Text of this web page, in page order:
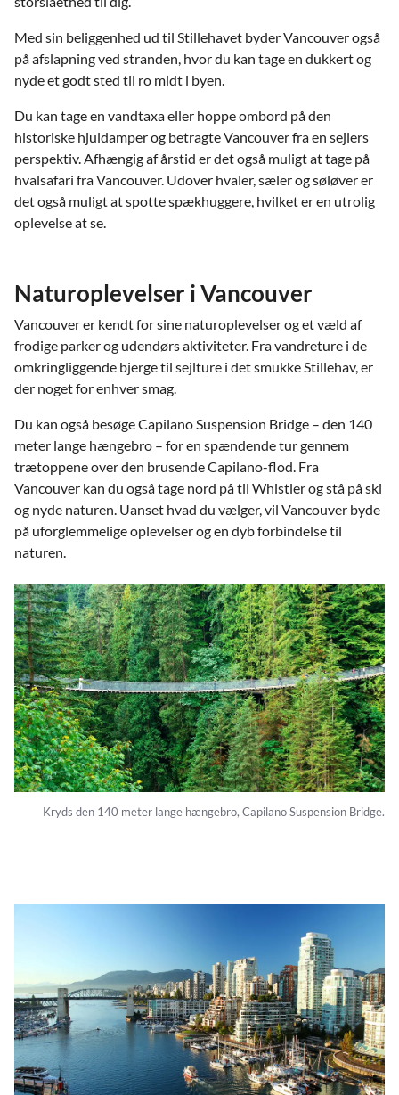
Med sin beliggenhed ud til Stillehavet byder Vancouver også
på afslapning ved stranden, hvor du kan tage en dukkert og
nyde et godt sted til ro midt i byen.
Du kan tage en vandtaxa eller hoppe ombord på den
historiske hjuldamper og betragte Vancouver fra en sejlers
perspektiv. Afhængig af årstid er det også muligt at tage på
hvalsafari fra Vancouver. Udover hvaler, sæler og søløver er
det også muligt at spotte spækhuggere, hvilket er en utrolig
oplevelse at se.
Naturoplevelser i Vancouver
Vancouver er kendt for sine naturoplevelser og et væld af
frodige parker og udendørs aktiviteter. Fra vandreture i de
omkringliggende bjerge til sejlture i det smukke Stillehav, er
der noget for enhver smag.
Du kan også besøge Capilano Suspension Bridge – den 140
meter lange hængebro – for en spændende tur gennem
trætoppene over den brusende Capilano-flod. Fra
Vancouver kan du også tage nord på til Whistler og stå på ski
og nyde naturen. Uanset hvad du vælger, vil Vancouver byde
på uforglemmelige oplevelser og en dyb forbindelse til
naturen.
Kryds den 140 meter lange hængebro, Capilano Suspension Bridge.